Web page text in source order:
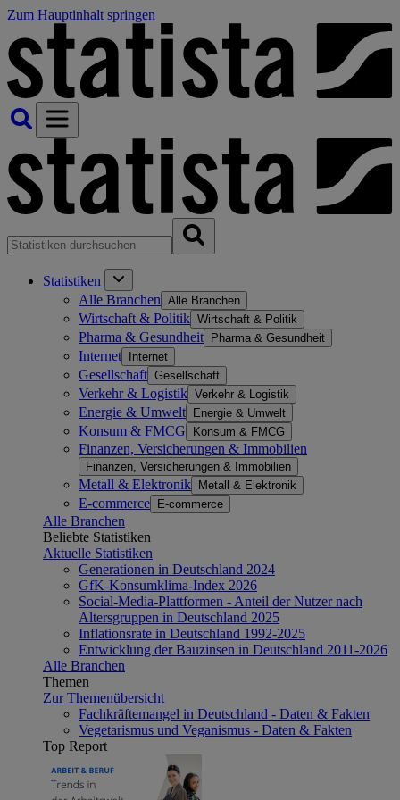
Zum Hauptinhalt springen
Statistiken
Alle Branchen Alle Branchen
Wirtschaft & Politik Wirtschaft & Politik
Pharma & Gesundheit Pharma & Gesundheit
Internet Internet
Gesellschaft Gesellschaft
Verkehr & Logistik Verkehr & Logistik
Energie & Umwelt Energie & Umwelt
Konsum & FMCG Konsum & FMCG
Finanzen, Versicherungen & Immobilien
Finanzen, Versicherungen & Immobilien
Metall & Elektronik Metall & Elektronik
E-commerce E-commerce
Alle Branchen
Beliebte Statistiken
Aktuelle Statistiken
Generationen in Deutschland 2024
GfK-Konsumklima-Index 2026
Social-Media-Plattformen - Anteil der Nutzer nach
Altersgruppen in Deutschland 2025
Inflationsrate in Deutschland 1992-2025
Entwicklung der Bauzinsen in Deutschland 2011-2026
Alle Branchen
Themen
Zur Themenübersicht
Fachkräftemangel in Deutschland - Daten & Fakten
Vegetarismus und Veganismus - Daten & Fakten
Top Report